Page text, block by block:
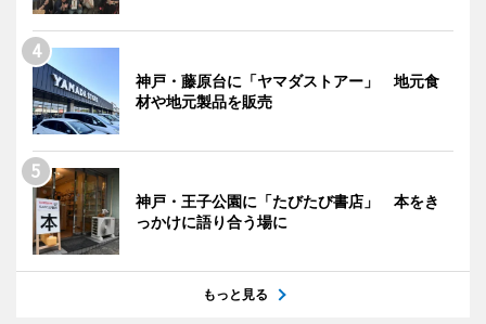
神戸・藤原台に「ヤマダストアー」 地元食
材や地元製品を販売
神戸・王子公園に「たびたび書店」 本をき
っかけに語り合う場に
もっと見る